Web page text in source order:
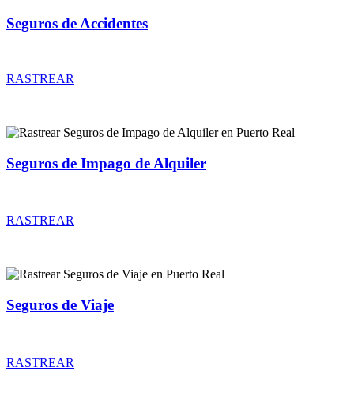
Seguros de Accidentes
RASTREAR
Seguros de Impago de Alquiler
RASTREAR
Seguros de Viaje
RASTREAR